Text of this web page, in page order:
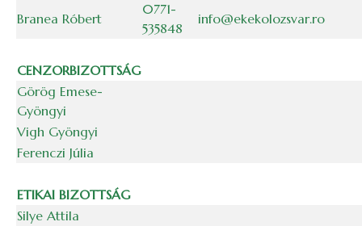
Branea Róbert
0771-
535848
info@ekekolozsvar.ro
CENZORBIZOTTSÁG
Görög Emese-
Gyöngyi
Vigh Gyöngyi
Ferenczi Júlia
ETIKAI BIZOTTSÁG
Silye Attila